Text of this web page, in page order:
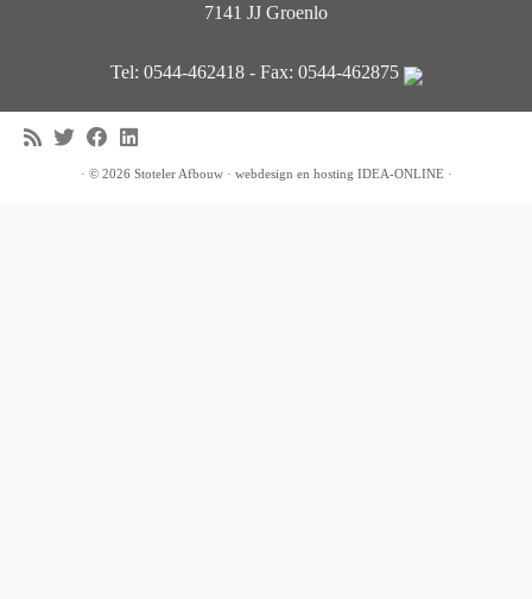
7141 JJ Groenlo
Tel: 0544-462418 - Fax: 0544-462875
· © 2026 Stoteler Afbouw· webdesign en hosting IDEA-ONLINE ·